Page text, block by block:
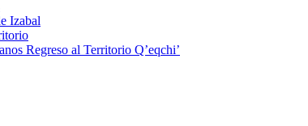
Izabal
Regreso al Territorio Q’eqchi’